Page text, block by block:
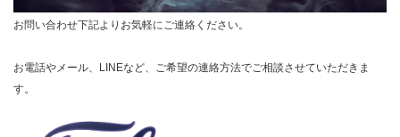
お問い合わせ下記よりお気軽にご連絡ください。
お電話やメール、LINEなど、ご希望の連絡方法でご相談させていただきま
す。